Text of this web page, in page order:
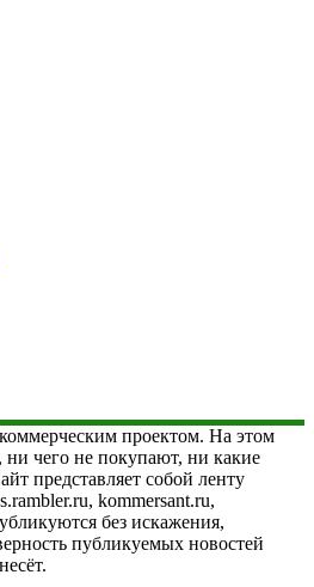
проектом. На этом
ни чего не покупают, ни какие
представляет собой ленту
kommersant.ru,
без искажения,
публикуемых новостей